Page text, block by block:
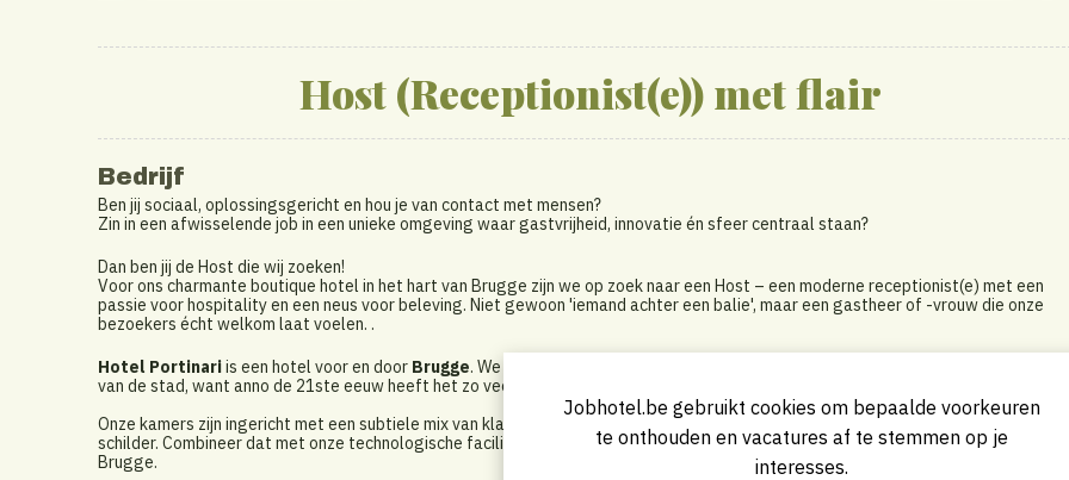
Host (Receptionist(e)) met flair
Bedrijf
Ben jij sociaal, oplossingsgericht en hou je van contact met mensen?
Zin in een afwisselende job in een unieke omgeving waar gastvrijheid, innovatie én sfeer centraal staan?
Dan ben jij de Host die wij zoeken!
Voor ons charmante boutique hotel in het hart van Brugge zijn we op zoek naar een Host – een moderne receptionist(e) met een
passie voor hospitality en een neus voor beleving. Niet gewoon 'iemand achter een balie', maar een gastheer of -vrouw die onze
bezoekers écht welkom laat voelen. .
Hotel Portinariis een hotel voor en door Brugge. We laten ons inspireren door de rijke geschiedenis én de eigentijdse
van de stad, want anno de 21ste eeuw heeft het zo veel meer te bieden dan alleen middeleeuws erfgoed.
Onze kamers zijn ingericht met een subtiele mix van klassieke luxe en moderne sfeer. Elke kamer verwijst naar een grote Belgische
schilder. Combineer dat met onze technologische faciliteiten en je krijgt een verrassende balans tussen oud en nieuw. Typisch
Brugge.
Jobhotel.be gebruikt cookies om bepaalde voorkeuren
te onthouden en vacatures af te stemmen op je
interesses.